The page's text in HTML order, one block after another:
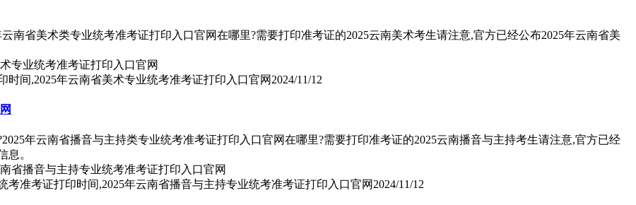
南省美术类专业统考准考证打印入口官网在哪里?需要打印准考证的2025云南美术考生请注意,官方已经公布2025年云南省美
时间,2025年云南省美术专业统考准考证打印入口官网 2024/11/12
年云南省播音与主持类专业统考准考证打印入口官网在哪里?需要打印准考证的2025云南播音与主持考生请注意,官方已经
息。
考准考证打印时间,2025年云南省播音与主持专业统考准考证打印入口官网 2024/11/12